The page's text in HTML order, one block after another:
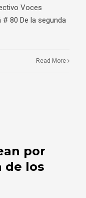
Voces
80 De la segunda
Read More
por
de los